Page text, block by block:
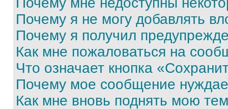
Почему я не могу добавлять
Почему я получил
Как мне пожаловаться на
Что означает кнопка
Почему мое сообщение
Как мне вновь поднять мою